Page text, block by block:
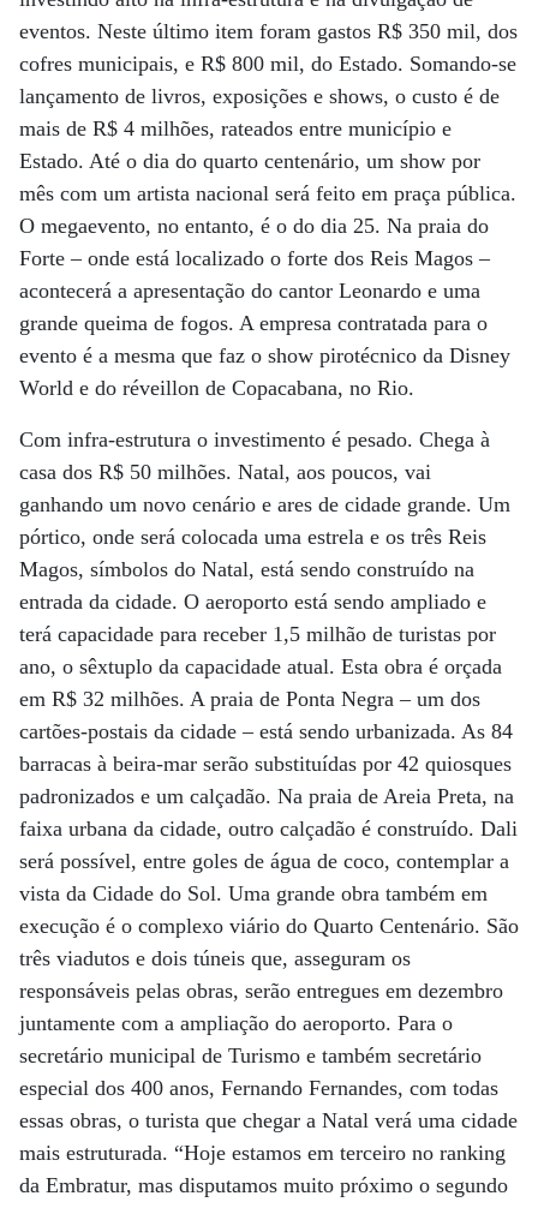
eventos. Neste último item foram gastos R$ 350 mil, dos
cofres municipais, e R$ 800 mil, do Estado. Somando-se
lançamento de livros, exposições e shows, o custo é de
mais de R$ 4 milhões, rateados entre município e
Estado. Até o dia do quarto centenário, um show por
mês com um artista nacional será feito em praça pública.
O megaevento, no entanto, é o do dia 25. Na praia do
Forte – onde está localizado o forte dos Reis Magos –
acontecerá a apresentação do cantor Leonardo e uma
grande queima de fogos. A empresa contratada para o
evento é a mesma que faz o show pirotécnico da Disney
World e do réveillon de Copacabana, no Rio.
Com infra-estrutura o investimento é pesado. Chega à
casa dos R$ 50 milhões. Natal, aos poucos, vai
ganhando um novo cenário e ares de cidade grande. Um
pórtico, onde será colocada uma estrela e os três Reis
Magos, símbolos do Natal, está sendo construído na
entrada da cidade. O aeroporto está sendo ampliado e
terá capacidade para receber 1,5 milhão de turistas por
ano, o sêxtuplo da capacidade atual. Esta obra é orçada
em R$ 32 milhões. A praia de Ponta Negra – um dos
cartões-postais da cidade – está sendo urbanizada. As 84
barracas à beira-mar serão substituídas por 42 quiosques
padronizados e um calçadão. Na praia de Areia Preta, na
faixa urbana da cidade, outro calçadão é construído. Dali
será possível, entre goles de água de coco, contemplar a
vista da Cidade do Sol. Uma grande obra também em
execução é o complexo viário do Quarto Centenário. São
três viadutos e dois túneis que, asseguram os
responsáveis pelas obras, serão entregues em dezembro
juntamente com a ampliação do aeroporto. Para o
secretário municipal de Turismo e também secretário
especial dos 400 anos, Fernando Fernandes, com todas
essas obras, o turista que chegar a Natal verá uma cidade
mais estruturada. “Hoje estamos em terceiro no ranking
da Embratur, mas disputamos muito próximo o segundo